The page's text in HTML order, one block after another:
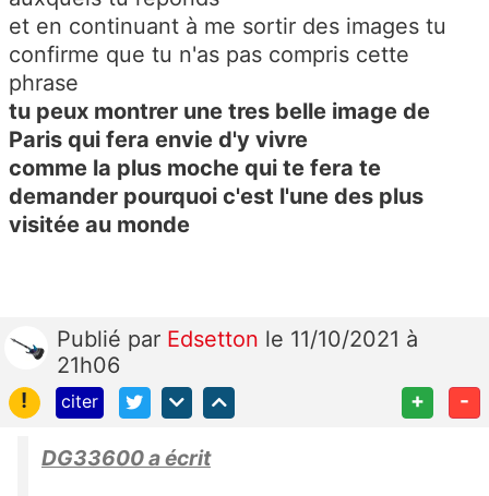
et en continuant à me sortir des images tu
confirme que tu n'as pas compris cette
phrase
tu peux montrer une tres belle image de
Paris qui fera envie d'y vivre
comme la plus moche qui te fera te
demander pourquoi c'est l'une des plus
visitée au monde
Publié par Edsetton le 11/10/2021 à
21h06
!
citer + -
DG33600 a écrit